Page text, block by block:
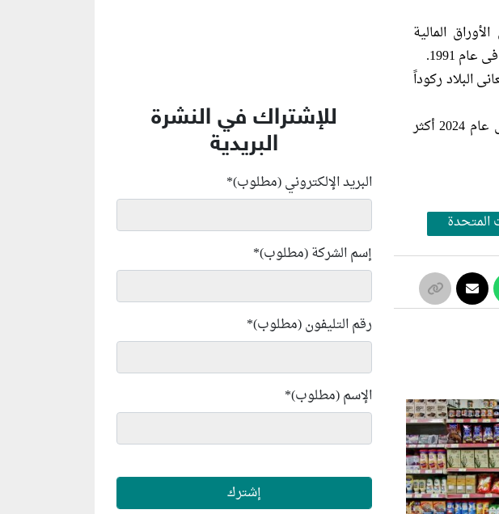
فى عام 2022، انخفض سوق الأوراق المالية
البلاد ركوداً
إذا كان الاقتصاد آخذ فى الانكماش، فمن المرجح أن يكون السباق على البيت الأبيض فى عام 2024 أكثر
المتحدة
للإشتراك في النشرة
البريدية
البريد الإلكتروني (مطلوب)*
إسم الشركة (مطلوب)*
رقم التليفون (مطلوب)*
الإسم (مطلوب)*